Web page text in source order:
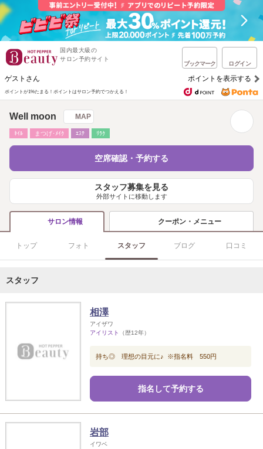
国内最大級の
サロン予約サイト
ブックマーク ログイン
ゲストさん ポイントを表示する
ポイントが1%たまる！ ポイントはサロン予約でつかえる！
Well moon MAP
ﾈｲﾙ まつげ･ﾒｲｸ ｴｽﾃ ﾘﾗｸ
空席確認・予約する
スタッフ募集を見る
外部サイトに移動します
サロン情報 クーポン・メニュー
トップ フォト スタッフ ブログ 口コミ
スタッフ
相澤
アイザワ
アイリスト
（歴12年）
持ち◎ 理想の目元に♪ ※指名料 550円
指名して予約する
岩部
イワベ